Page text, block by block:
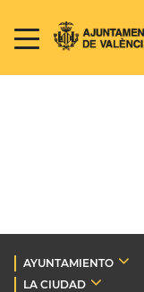
AYUNTAMIENTO
LA CIUDAD